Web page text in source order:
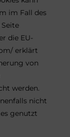
im Fall des
die EU-
erklärt
von
werden.
nicht
genutzt